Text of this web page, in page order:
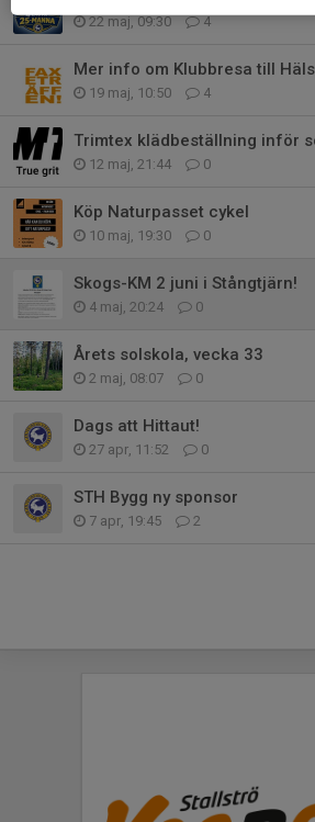
22 maj, 09:30 4
Mer info om Klubbresa till
19 maj, 10:50 4
Trimtex klädbeställning inför
12 maj, 21:44 0
Köp Naturpasset cykel
10 maj, 19:30 0
Skogs-KM 2 juni i Stångtjärn!
4 maj, 20:24 0
Årets solskola, vecka 33
2 maj, 08:07 0
Dags att Hittaut!
27 apr, 11:52 0
STH Bygg ny sponsor
7 apr, 19:45 2